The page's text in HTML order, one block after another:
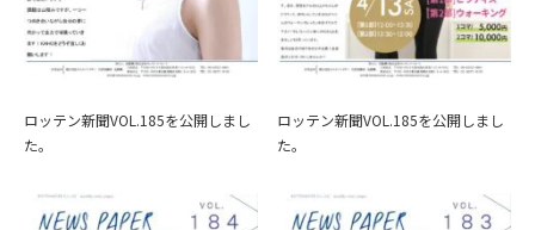
ロッテン新聞VOL.185を公開しまし
た。
ロッテン新聞VOL.185を公開しまし
た。